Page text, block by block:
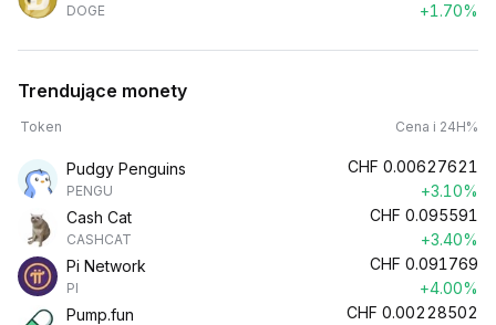
DOGE
+1.70%
Trendujące monety
Token Cena i 24H%
Pudgy Penguins
PENGU
CHF 0.00627621
+3.10%
Cash Cat
CASHCAT
CHF 0.095591
+3.40%
Pi Network
PI
CHF 0.091769
+4.00%
Pump.fun
CHF 0.00228502